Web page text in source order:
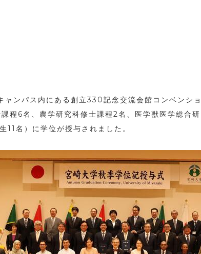
ャンパス内にある創立330記念交流会館コンベンシ
程 6名、農学研究科修士課程2名、医学獣医学総合
11 名）に学位が授与されました。